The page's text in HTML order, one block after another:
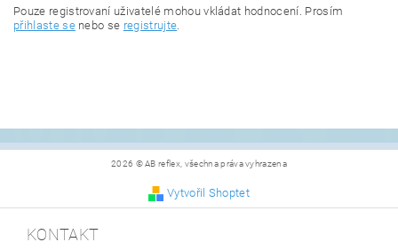
Pouze registrovaní uživatelé mohou vkládat hodnocení. Prosím
přihlaste senebo se registrujte.
2026 © AB reflex, všechna práva vyhrazena
Vytvořil Shoptet
KONTAKT